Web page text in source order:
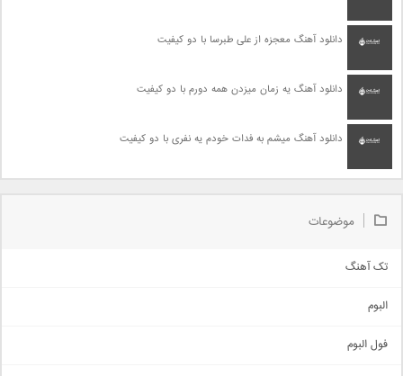
دانلود آهنگ معجزه از علی طبرسا با دو کیفیت
دانلود آهنگ یه زمان میزدن همه دورم با دو کیفیت
دانلود آهنگ میشم به فدات خودم یه نفری با دو کیفیت
موضوعات
تک آهنگ
اجتماعی
البوم
فول البوم